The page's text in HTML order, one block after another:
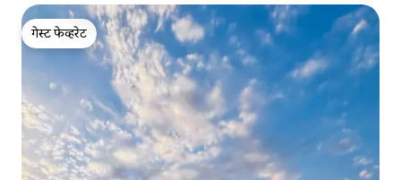
गेस्ट फेव्हरेट
गेस्ट फेव्हरेट